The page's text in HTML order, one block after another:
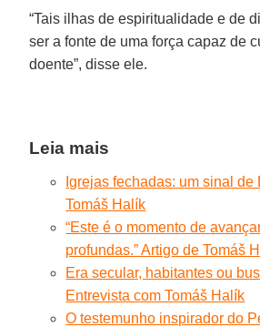
“Tais ilhas de espiritualidade e de
ser a fonte de uma força capaz de
doente”, disse ele.
Leia mais
Igrejas fechadas: um sinal de
Tomáš Halík
“Este é o momento de
profundas.” Artigo de Tomáš
Era secular, habitantes ou
Entrevista com Tomáš Halík
O testemunho inspirador do